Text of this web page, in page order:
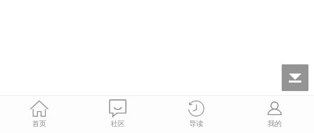
首页 社区 导读 我的